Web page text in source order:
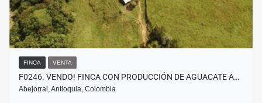
FINCA VENTA
F0246. VENDO! FINCA CON PRODUCCIÓN DE AGUACATE A…
Abejorral, Antioquia, Colombia